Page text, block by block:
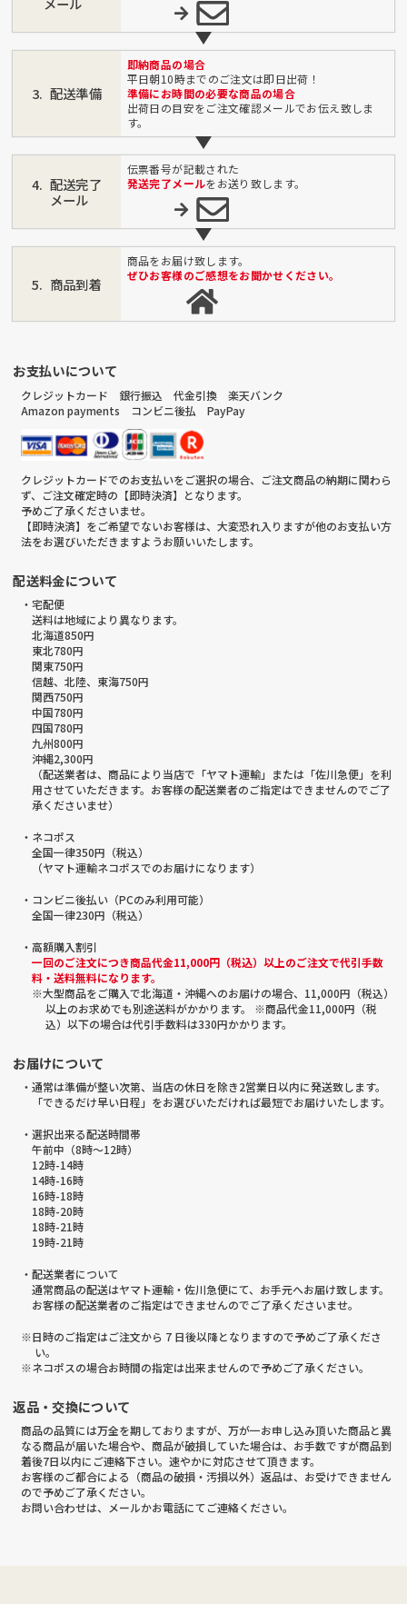
配送準備
即納商品の場合
平日朝10時までのご注文は即日出荷！
準備にお時間の必要な商品の場合
出荷日の目安をご注文確認メールでお伝え致しま
す。
配送完了
メール
伝票番号が記載された
発送完了メールをお送り致します。
商品到着
商品をお届け致します。
ぜひお客様のご感想をお聞かせください。
お支払いについて
クレジットカード 銀行振込 代金引換 楽天バンク
Amazon payments コンビニ後払 PayPay
クレジットカードでのお支払いをご選択の場合、ご注文商品の納期に関わら
ず、ご注文確定時の【即時決済】となります。
予めご了承くださいませ。
【即時決済】をご希望でないお客様は、大変恐れ入りますが他のお支払い方
法をお選びいただきますようお願いいたします。
配送料金について
・宅配便
送料は地域により異なります。
北海道850円
東北780円
関東750円
信越、北陸、東海750円
関西750円
中国780円
四国780円
九州800円
沖縄2,300円
（配送業者は、商品により当店で「ヤマト運輸」または「佐川急便」を利
用させていただきます。お客様の配送業者のご指定はできませんのでご了
承くださいませ）
・ネコポス
全国一律350円（税込）
（ヤマト運輸ネコポスでのお届けになります）
・コンビニ後払い（PCのみ利用可能）
全国一律230円（税込）
・高額購入割引
一回のご注文につき商品代金11,000円（税込）以上のご注文で代引手数
料・送料無料になります。
※大型商品をご購入で北海道・沖縄へのお届けの場合、11,000円（税込）
以上のお求めでも別途送料がかかります。 ※商品代金11,000円（税
込）以下の場合は代引手数料は330円かかります。
お届けについて
・通常は準備が整い次第、当店の休日を除き2営業日以内に発送致します。
「できるだけ早い日程」をお選びいただければ最短でお届けいたします。
・選択出来る配送時間帯
午前中（8時～12時）
12時-14時
14時-16時
16時-18時
18時-20時
18時-21時
19時-21時
・配送業者について
通常商品の配送はヤマト運輸・佐川急便にて、お手元へお届け致します。
お客様の配送業者のご指定はできませんのでご了承くださいませ。
※日時のご指定はご注文から 7 日後以降となりますので予めご了承くださ
い。
※ネコポスの場合お時間の指定は出来ませんので予めご了承ください。
返品・交換について
商品の品質には万全を期しておりますが、万が一お申し込み頂いた商品と異
なる商品が届いた場合や、商品が破損していた場合は、お手数ですが商品到
着後7日以内にご連絡下さい。速やかに対応させて頂きます。
お客様のご都合による（商品の破損・汚損以外）返品は、お受けできません
ので予めご了承ください。
お問い合わせは、メールかお電話にてご連絡ください。